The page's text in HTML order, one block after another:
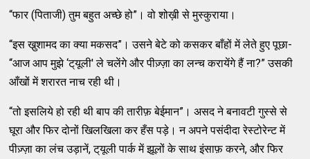
“फार (पिताजी) तुम बहुत अच्‍छे हो”। वो शोख़ी से मुस्‍कुराया।
“इस खु़शामद का क्‍या मकसद”। उसने बेटे को कसकर बाँहों में लेते हुए पूछा-
“आज आप मुझे ‘ट्‌यूली' ले चलेंगे और पीज़्‍ज़ा का लन्‍च करायेंगे हैं ना?” उसकी
आँखों में शरारत नाच रही थी।
“तो इसलिये हो रही थी बाप की तारीफ़ बेईमान”। असद ने बनावटी गुस्‍से से
घूरा और फिर दोनों खिलखिला कर हँस पड़े। न अपने पसंदीदा रेस्‍टोरेन्‍ट में
पीज़्‍ज़ा का लंच उड़ानें, ट्‌यूली पार्क में झूलों के साथ इंसाफ़ करने, और फिर